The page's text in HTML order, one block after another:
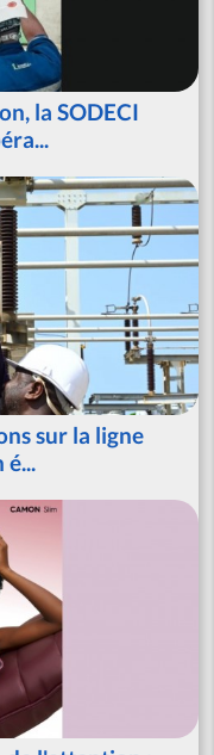
la SODECI
sur la ligne